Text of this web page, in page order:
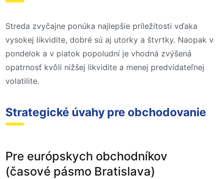
Streda zvyčajne ponúka najlepšie príležitosti vďaka
vysokej likvidite, dobré sú aj utorky a štvrtky. Naopak v
pondelok a v piatok popoludní je vhodná zvýšená
opatrnosť kvôli nižšej likvidite a menej predvídateľnej
volatilite.
Strategické úvahy pre obchodovanie
Pre európskych obchodníkov
(časové pásmo Bratislava)